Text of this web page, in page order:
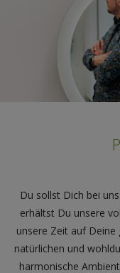
Du sollst Dich bei
erhältst Du unsere
unsere Zeit auf Deine
natürlichen und
harmonische